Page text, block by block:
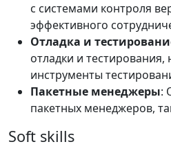
с системами контроля
эффективного
Отладка и
отладки и
инструменты
Пакетные менеджеры:
пакетных менеджеров,
Soft skills